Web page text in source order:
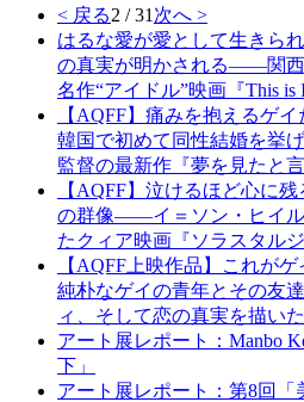
< 戻る2 / 31 次へ >
はるな愛が愛として生きら
の真実が明かされる――関
名作“アイドル”映画『This is I
【AQFF】痛みを抱えるゲ
韓国で初めて同性結婚を挙
監督の最新作『夢を見たと言
【AQFF】泣けるほど心に
の群像――イ＝ソン・ヒイル
たクィア映画『ソラスタルジ
【AQFF上映作品】これが
純朴なゲイの青年とその友
ィ、そして恋の真実を描いた
アート展レポート：Manbo
下」
アート展レポート：第8回「